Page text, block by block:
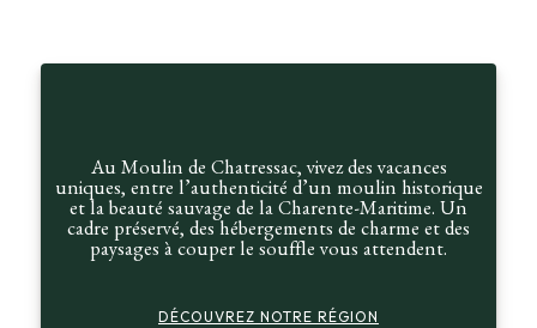
Au Moulin de Chatressac, vivez des vacances
uniques, entre l’authenticité d’un moulin historique
et la beauté sauvage de la Charente-Maritime. Un
cadre préservé, des hébergements de charme et des
paysages à couper le souffle vous attendent.
DÉCOUVREZ NOTRE RÉGION